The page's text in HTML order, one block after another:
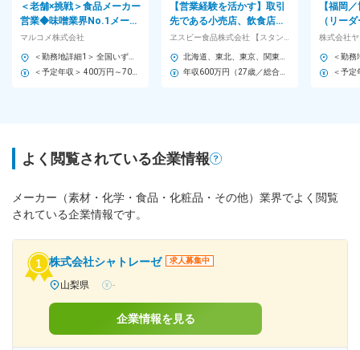
＜老舗×挑戦＞食品メーカー
営業◆味噌業界No.1メーカ
ー※業界未経験OK◇初任地
会社決定／転勤有
マルコメ株式会社
【営業経験を活かす】取引
先である小売店、飲食店、
問屋などに向けた、商品の
販売企画・売り場の提案 な
ど
【福岡
（リー
つカルパ
ー◆年
株式会社
よく閲覧されている企業情報
メーカー（素材・化学・食品・化粧品・その他）業界でよく閲覧
されている企業情報です。
株式会社シャトレーゼ 求人募集中
山梨県 -
企業情報を見る